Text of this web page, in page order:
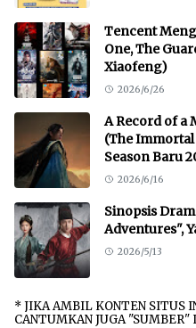
Tencent
One, The
Xiaofeng)
2026/6/26
A Record of a
(The
Season Baru
2026/6/16
Sinopsis
Adventures",
2026/5/13
* JIKA AMBIL KONTEN SITUS
CANTUMKAN JUGA